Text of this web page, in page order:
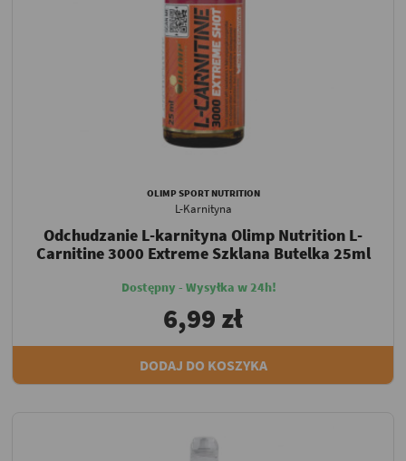
OLIMP SPORT NUTRITION
L-Karnityna
Odchudzanie L-karnityna Olimp Nutrition L-
Carnitine 3000 Extreme Szklana Butelka 25ml
Dostępny - Wysyłka w 24h!
6,99 zł
DODAJ DO KOSZYKA